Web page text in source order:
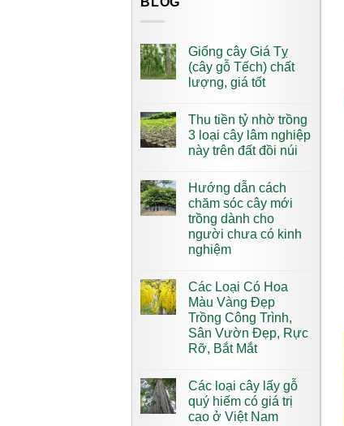
Giống cây Giá Tỵ
(cây gỗ Tếch) chất
lượng, giá tốt
Thu tiền tỷ nhờ trồng
3 loại cây lâm nghiệp
này trên đất đồi núi
Hướng dẫn cách
chăm sóc cây mới
trồng dành cho
người chưa có kinh
nghiệm
Các Loại Có Hoa
Màu Vàng​ Đẹp
Trồng Công Trình,
Sân Vườn Đẹp, Rực
Rỡ, Bắt Mắt
Các loại cây lấy gỗ
quý hiếm có giá trị
cao ở Việt Nam